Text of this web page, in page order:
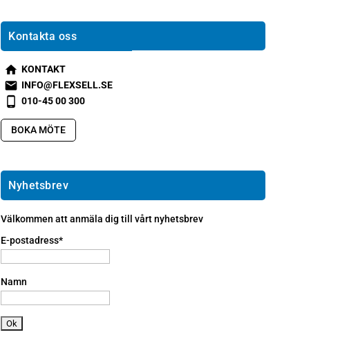
Kontakta oss
s
m
t2
o
e
ic
o
KONTAKT
s
m
t1
e
ai
ic
o
n
INFO@FLEXSELL.SE
s
m
t2
h
o
n
e
a
n
dr
oi
d
ic
o
n
010-45 00 300
BOKA MÖTE
Nyhetsbrev
Välkommen att anmäla dig till vårt nyhetsbrev
E-postadress*
Namn